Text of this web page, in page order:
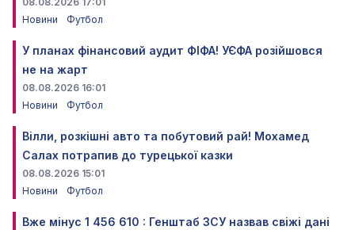
Новини
Футбол
У планах фінансовий аудит ФІФА! УЄФА розійшовся
не на жарт
08.08.2026 16:01
Новини
Футбол
Вілли, розкішні авто та побутовий рай! Мохамед
Салах потрапив до турецької казки
08.08.2026 15:01
Новини
Футбол
Вже мінус 1 456 610 : Генштаб ЗСУ назвав свіжі дані